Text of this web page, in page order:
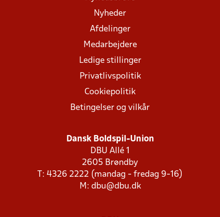
Nyheder
Afdelinger
Medarbejdere
Ledige stillinger
Privatlivspolitik
Cookiepolitik
Betingelser og vilkår
Dansk Boldspil-Union
DBU Allé 1
2605 Brøndby
T: 4326 2222 (mandag - fredag 9-16)
M: dbu@dbu.dk